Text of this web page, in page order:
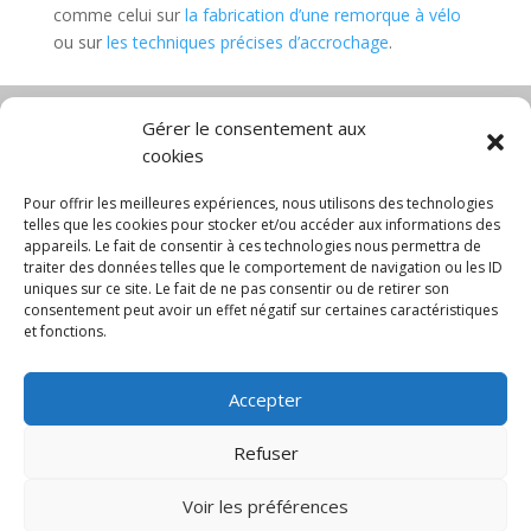
Gérer le consentement aux
cookies
Pour offrir les meilleures expériences, nous utilisons des technologies
telles que les cookies pour stocker et/ou accéder aux informations des
appareils. Le fait de consentir à ces technologies nous permettra de
traiter des données telles que le comportement de navigation ou les ID
uniques sur ce site. Le fait de ne pas consentir ou de retirer son
consentement peut avoir un effet négatif sur certaines caractéristiques
et fonctions.
Accepter
Refuser
Voir les préférences
comme celui sur la fabrication d’une remorque à vélo
ou sur les techniques précises d’accrochage.
Diable électrique
Chariot manutention
CGV
Mentions légales
Politique de confidentialité et protection des
données
Paiement sécurisé
Gérer mes cookies
© 2025 MNG SORARE. Tous droits réservés. Prix
affichés en euros et hors TVA. Site dédié aux